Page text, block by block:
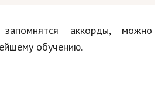
аккорды, можно
обучению.